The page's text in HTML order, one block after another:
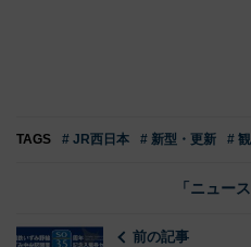
TAGS # JR西日本 # 新型・更新 #
「ニュー
前の記事